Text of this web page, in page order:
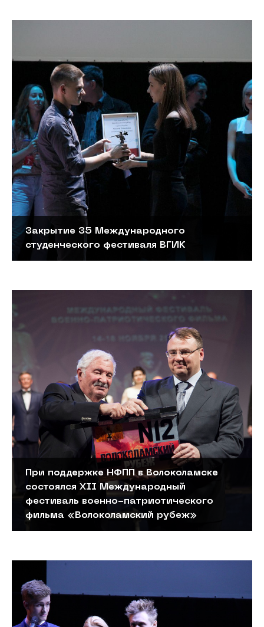
Закрытие 35 Международного
студенческого фестиваля ВГИК
При поддержке НФПП в Волоколамске
состоялся XII Международный
фестиваль военно-патриотического
фильма «Волоколамский рубеж»